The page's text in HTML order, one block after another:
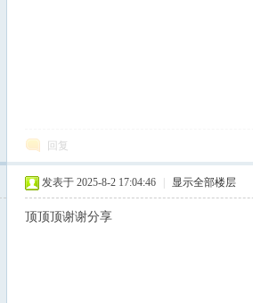
回复
发表于 2025-8-2 17:04:46 显示全部楼层
顶顶顶谢谢分享